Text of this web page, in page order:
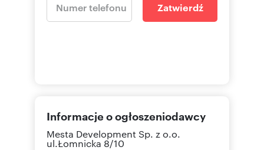
Zatwierdź
Informacje o ogłoszeniodawcy
Mesta Development Sp. z o.o.
ul.Łomnicka 8/10